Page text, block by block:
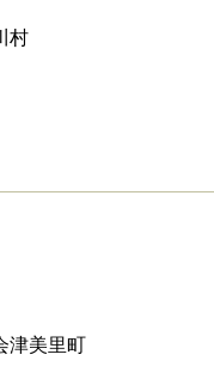
村
津美里町